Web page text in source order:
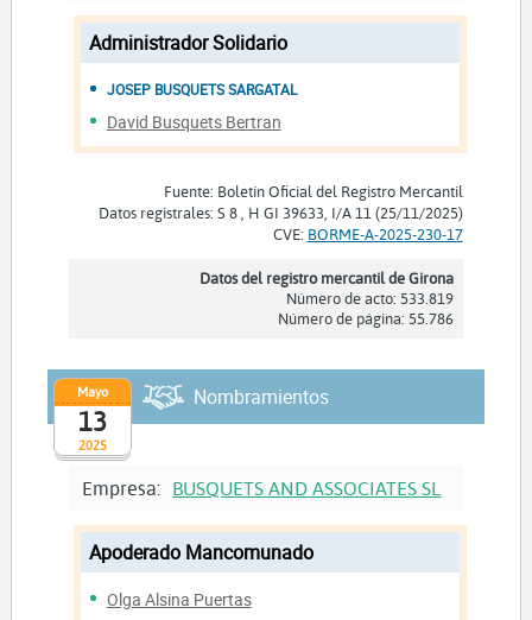
Administrador Solidario
JOSEP BUSQUETS SARGATAL
David Busquets Bertran
Fuente: Boletín Oficial del Registro Mercantil
Datos registrales: S 8 , H GI 39633, I/A 11 (25/11/2025)
CVE: BORME-A-2025-230-17
Datos del registro mercantil de Girona
Número de acto: 533.819
Número de página: 55.786
2025
Mayo
13
Nombramientos
Empresa: BUSQUETS AND ASSOCIATES SL
Apoderado Mancomunado
Olga Alsina Puertas